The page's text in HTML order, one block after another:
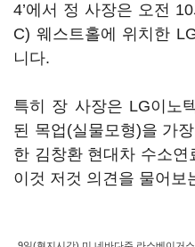
4’에서 정 사장은 오전
C) 웨스트홀에 위치한
니다.
특히 장 사장은 LG이노
된 목업(실물모형)을 가
한 김창환 현대차 수소연
이것 저것 의견을 물어보